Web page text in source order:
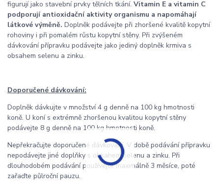
figurují jako stavební prvky tělních tkání. Vitamin E a vitamin C
podporují antioxidační aktivity organismu a napomáhají
látkové výměně. Doplněk podávejte při zhoršené kvalitě kopytní
rohoviny i při pomalém růstu kopytní stěny. Při zvýšeném
dávkování přípravku podávejte jako jediný doplněk krmiva s
obsahem selenu a zinku.
Doporučené dávkování:
Doplněk dávkujte v množství 4 g denně na 100 kg hmotnosti
koně. U koní s extrémně zhoršenou kvalitou kopytní stěny
podávejte 8 g denně na 100 kg hmotnosti koně.
Nepřekračujte doporučené dávkování. V době podávání přípravku
nepodávejte jiné doplňky s obsahem selenu a zinku. Při
dlouhodobém podávání používejte maximálně 3 měsíce, poté
zařaďte půlroční pauzu.